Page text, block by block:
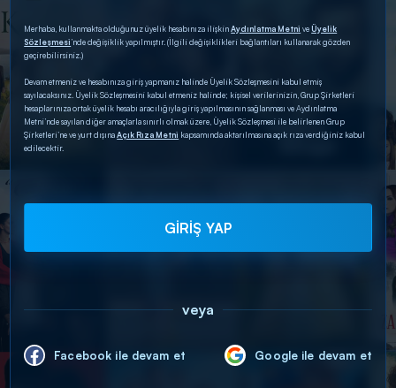
DİĞER SONUÇLAR
Merhaba, kullanmakta olduğunuz üyelik hesabınıza ilişkinAydınlatma Metni veÜyelik
Sözleşmesi’nde değişiklik yapılmıştır. (İlgili değişiklikleri bağlantıları kullanarak gözden
geçirebilirsiniz.)
Devam etmeniz ve hesabınıza giriş yapmanız halinde Üyelik Sözleşmesini kabul etmiş
sayılacaksınız. Üyelik Sözleşmesini kabul etmeniz halinde; kişisel verilerinizin, Grup Şirketleri
hesaplarınıza ortak üyelik hesabı aracılığıyla giriş yapılmasının sağlanması ve Aydınlatma
Metni’nde sayılan diğer amaçlarla sınırlı olmak üzere, Üyelik Sözleşmesi ile belirlenen Grup
Şirketleri’ne ve yurt dışınaAçık Rıza Metni kapsamında aktarılmasına açık rıza verdiğiniz kabul
edilecektir.
GİRİŞ YAP
veya
Facebook ile devam et Google ile devam et